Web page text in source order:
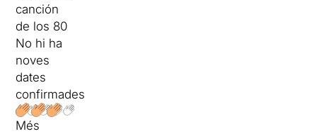
canción
de los 80
No hi ha
noves
dates
confirmades
Més